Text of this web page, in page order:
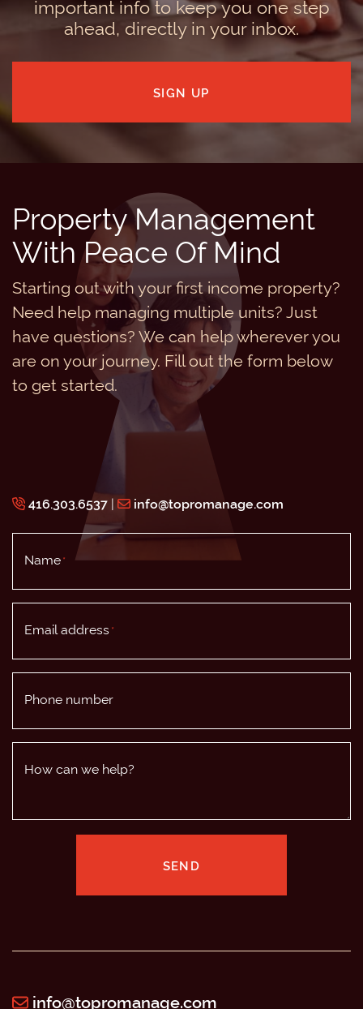
important info to keep you one step
ahead, directly in your inbox.
SIGN UP
Property Management
With Peace Of Mind
Starting out with your first income property?
Need help managing multiple units? Just
have questions? We can help wherever you
are on your journey. Fill out the form below
to get started.
416.303.6537 | info@topromanage.com
Name*
Email address *
Phone number
How can we help?
SEND
info@topromanage.com